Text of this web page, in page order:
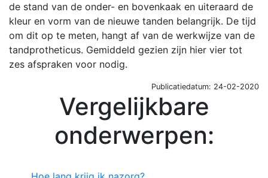
de stand van de onder- en bovenkaak en uiteraard de
kleur en vorm van de nieuwe tanden belangrijk. De tijd
om dit op te meten, hangt af van de werkwijze van de
tandprotheticus. Gemiddeld gezien zijn hier vier tot
zes afspraken voor nodig.
Publicatiedatum: 24-02-2020
Vergelijkbare
onderwerpen: